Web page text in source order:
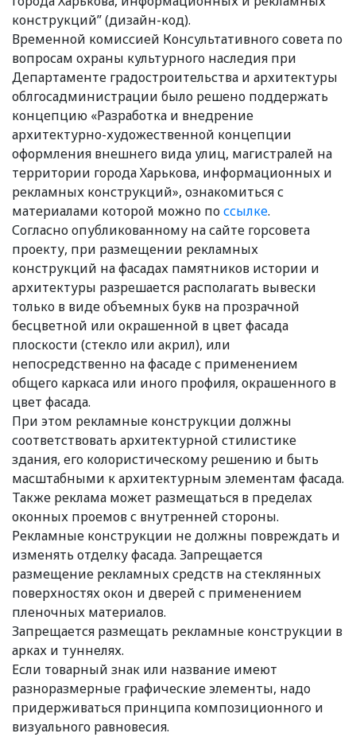
конструкций” (дизайн-код).
Временной комиссией Консультативного совета по
вопросам охраны культурного наследия при
Департаменте градостроительства и архитектуры
облгосадминистрации было решено поддержать
концепцию «Разработка и внедрение
архитектурно-художественной концепции
оформления внешнего вида улиц, магистралей на
территории города Харькова, информационных и
рекламных конструкций», ознакомиться с
материалами которой можно поссылке.
Согласно опубликованному на сайте горсовета
проекту, при размещении рекламных
конструкций на фасадах памятников истории и
архитектуры разрешается располагать вывески
только в виде объемных букв на прозрачной
бесцветной или окрашенной в цвет фасада
плоскости (стекло или акрил), или
непосредственно на фасаде с применением
общего каркаса или иного профиля, окрашенного в
цвет фасада.
При этом рекламные конструкции должны
соответствовать архитектурной стилистике
здания, его колористическому решению и быть
масштабными к архитектурным элементам фасада.
Также реклама может размещаться в пределах
оконных проемов с внутренней стороны.
Рекламные конструкции не должны повреждать и
изменять отделку фасада. Запрещается
размещение рекламных средств на стеклянных
поверхностях окон и дверей с применением
пленочных материалов.
Запрещается размещать рекламные конструкции в
арках и туннелях.
Если товарный знак или название имеют
разноразмерные графические элементы, надо
придерживаться принципа композиционного и
визуального равновесия.